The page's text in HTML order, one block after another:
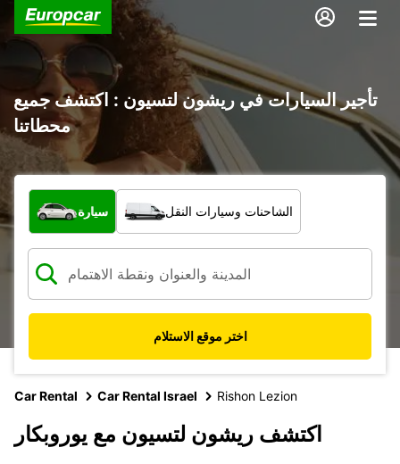
تأجير السيارات في ريشون لتسيون : اكتشف جميع
محطاتنا
ما نوع المركبة؟
سيارة الشاحنات وسيارات النقل
اختر موقع الاستلام
Car Rental Car Rental Israel Rishon Lezion
اكتشف ريشون لتسيون مع يوروبكار
2